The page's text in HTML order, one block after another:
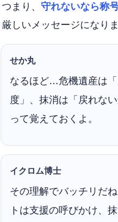
まり、 守れないなら称
しいメッセージになりま
せか丸
なるほど…危機遺産は「
度」、抹消は「戻れない
って覚えておくよ。
イクロム博士
その理解でバッチリだ
トは支援の呼びかけ、